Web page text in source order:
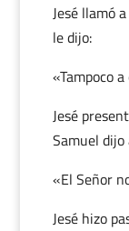
Jesé llamó
le dijo:
«Tampoco
Jesé
Samuel dijo
«El Señor
Jesé hizo